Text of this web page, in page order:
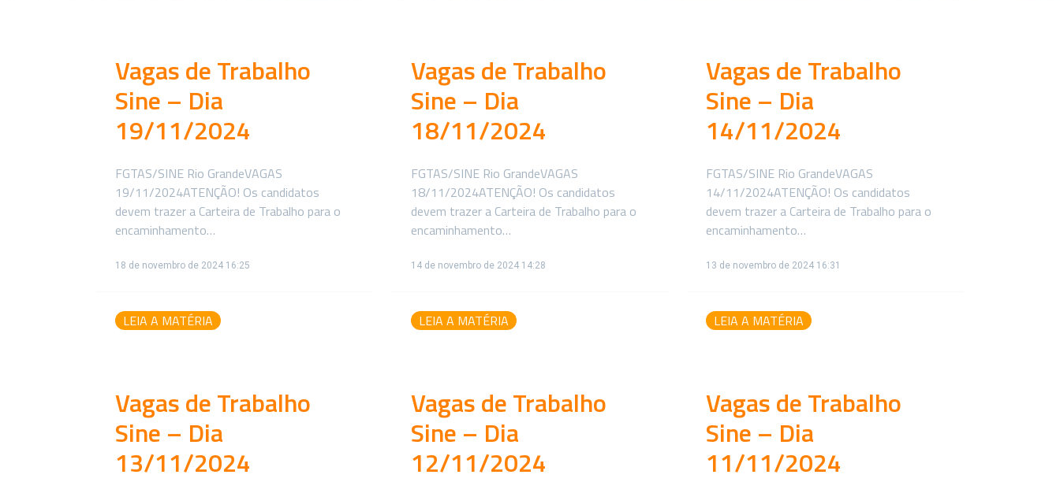
Vagas de Trabalho
Sine – Dia
19/11/2024
FGTAS/SINE Rio GrandeVAGAS
19/11/2024ATENÇÃO! Os candidatos
devem trazer a Carteira de Trabalho para o
encaminhamento…
18 de novembro de 2024 16:25
LEIA A MATÉRIA
Vagas de Trabalho
Sine – Dia
18/11/2024
FGTAS/SINE Rio GrandeVAGAS
18/11/2024ATENÇÃO! Os candidatos
devem trazer a Carteira de Trabalho para o
encaminhamento…
14 de novembro de 2024 14:28
LEIA A MATÉRIA
Vagas de Trabalho
Sine – Dia
14/11/2024
FGTAS/SINE Rio GrandeVAGAS
14/11/2024ATENÇÃO! Os candidatos
devem trazer a Carteira de Trabalho para o
encaminhamento…
13 de novembro de 2024 16:31
LEIA A MATÉRIA
Vagas de Trabalho
Sine – Dia
13/11/2024
Vagas de Trabalho
Sine – Dia
12/11/2024
Vagas de Trabalho
Sine – Dia
11/11/2024